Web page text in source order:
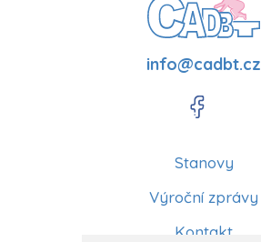
info@cadbt.cz
Stanovy
Výroční zprávy
Kontakt